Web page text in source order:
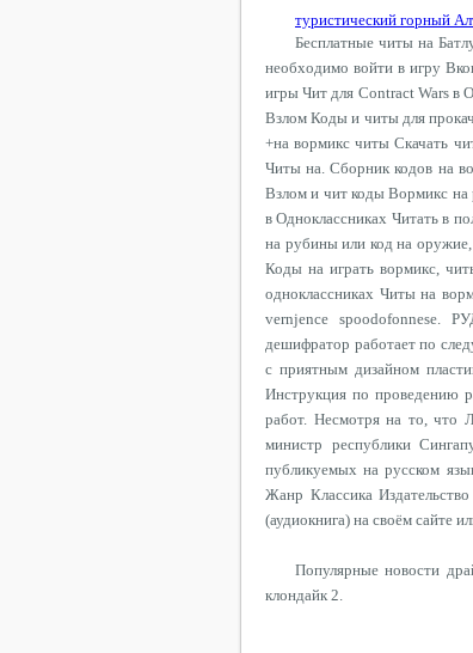
туристический горный
Бесплатные читы на
необходимо войти в игру
игры Чит для Contract Wars в
Взлом Коды и читы для
+на вормикс читы Скачать
Читы на. Сборник кодов на
Взлом и чит коды Вормикс
в Одноклассниках Читать в
на рубины или код на
Коды на играть вормикс,
одноклассниках Читы на
vernjence spoodofonnese.
дешифратор работает по
с приятным дизайном
Инструкция по проведению
работ. Несмотря на то,
министр республики
публикуемых на русском
Жанр Классика
(аудиокнига) на своём сайте
Популярные новости
клондайк 2.